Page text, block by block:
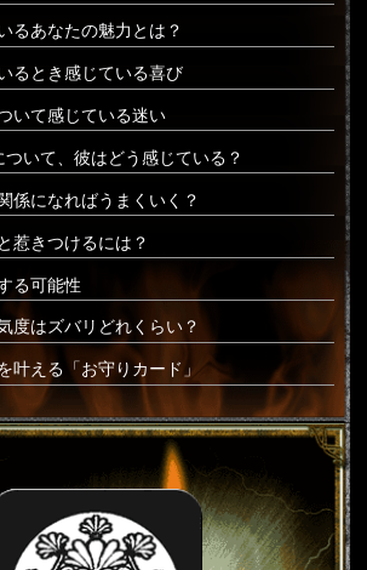
るあなたの魅力とは？
るとき感じている喜び
いて感じている迷い
ついて、彼はどう感じている？
係になればうまくいく？
惹きつけるには？
る可能性
度はズバリどれくらい？
叶える「お守りカード」